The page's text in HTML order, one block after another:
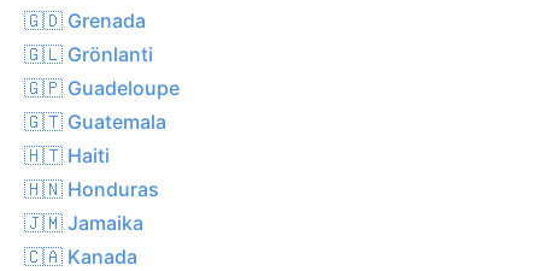
🇬🇩 Grenada
🇬🇱 Grönlanti
🇬🇵 Guadeloupe
🇬🇹 Guatemala
🇭🇹 Haiti
🇭🇳 Honduras
🇯🇲 Jamaika
🇨🇦 Kanada